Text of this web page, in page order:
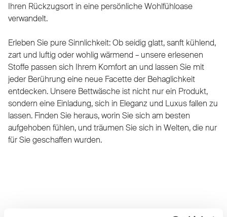
Ihren Rückzugsort in eine persönliche Wohlfühloase
verwandelt.
Erleben Sie pure Sinnlichkeit: Ob seidig glatt, sanft kühlend,
zart und luftig oder wohlig wärmend – unsere erlesenen
Stoffe passen sich Ihrem Komfort an und lassen Sie mit
jeder Berührung eine neue Facette der Behaglichkeit
entdecken. Unsere Bettwäsche ist nicht nur ein Produkt,
sondern eine Einladung, sich in Eleganz und Luxus fallen zu
lassen. Finden Sie heraus, worin Sie sich am besten
aufgehoben fühlen, und träumen Sie sich in Welten, die nur
für Sie geschaffen wurden.